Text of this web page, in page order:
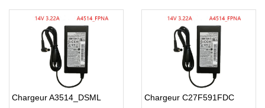
Chargeur A3514_DSML
Chargeur C27F591FDC